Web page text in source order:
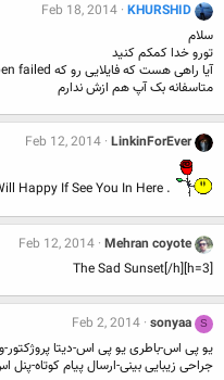
KHURSHID
Feb 18, 2014
سلام
تورو خدا کمکم کنید
آیا راهی هست که فایلایی رو که eror open failed میدن رو باز کرد؟
متاسفانه بک آپ هم ازش ندارم
LinkinForEver
Feb 12, 2014
. I Will Happy If See You In Here
Mehran coyote
Feb 12, 2014
[h=3]The Sad Sunset[/h]
S
sonyaa
Feb 2, 2014
یو پی اس-باطری یو پی اس-دیتا پروژکتور-
جراحی زیبایی بینی-ارسال پیام کوتاه-